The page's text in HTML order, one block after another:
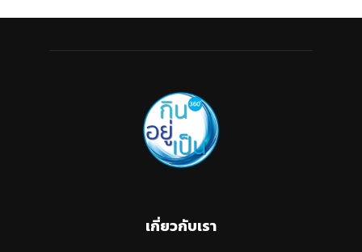
เกี่ยวกับเรา